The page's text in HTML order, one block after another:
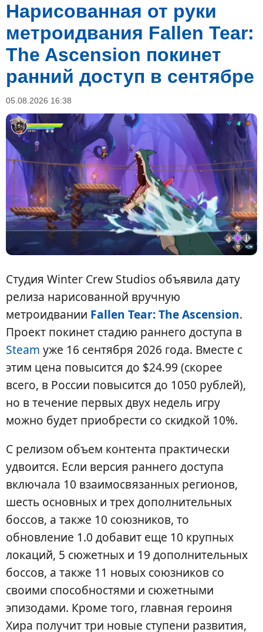
Нарисованная от руки
метроидвания Fallen Tear:
The Ascension покинет
ранний доступ в сентябре
05.08.2026 16:38
Студия Winter Crew Studios объявила дату
релиза нарисованной вручную
метроидвании Fallen Tear: The Ascension.
Проект покинет стадию раннего доступа в
Steam уже 16 сентября 2026 года. Вместе с
этим цена повысится до $24.99 (скорее
всего, в России повысится до 1050 рублей),
но в течение первых двух недель игру
можно будет приобрести со скидкой 10%.
С релизом объем контента практически
удвоится. Если версия раннего доступа
включала 10 взаимосвязанных регионов,
шесть основных и трех дополнительных
боссов, а также 10 союзников, то
обновление 1.0 добавит еще 10 крупных
локаций, 5 сюжетных и 19 дополнительных
боссов, а также 11 новых союзников со
своими способностями и сюжетными
эпизодами. Кроме того, главная героиня
Хира получит три новые ступени развития,